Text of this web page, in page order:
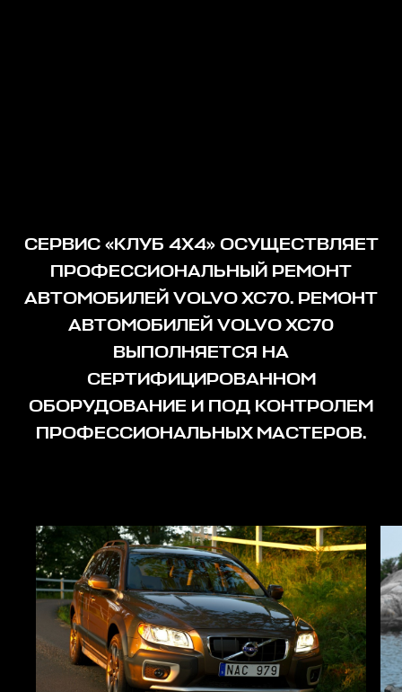
СЕРВИС «КЛУБ 4Х4» ОСУЩЕСТВЛЯЕТ
ПРОФЕССИОНАЛЬНЫЙ РЕМОНТ
АВТОМОБИЛЕЙ VOLVO XC70. РЕМОНТ
АВТОМОБИЛЕЙ VOLVO XC70
ВЫПОЛНЯЕТСЯ НА
СЕРТИФИЦИРОВАННОМ
ОБОРУДОВАНИЕ И ПОД КОНТРОЛЕМ
ПРОФЕССИОНАЛЬНЫХ МАСТЕРОВ.